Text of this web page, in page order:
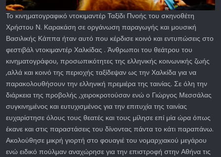
Το κινηματογραφικό ντοκιμαντέρ Ταξίδι Πνοής του σκηνοθέτη
Χρήστου Ν. Καρακάση σε οργάνωση παραγωγής και μουσική
Βασιλικής Κάππα ήταν αυτό που κέρδισε κοινό και εντυπώσεις στο
φεστιβάλ ντοκιμαντέρ Χαλκίδας . Άνθρωποι του θεάτρου του
κινηματογράφου, προσωπικότητες της ελληνικής κοινωνικής ζωής
,αλλά και κοινό της περιοχής ταξίδεψαν ως την Χαλκίδα για να
παρακολουθήσουν την ελληνική πρεμιέρα της ταινίας. Σε όλη την
διάρκεια της προβολής ,χειροκροτούσαν ενώ ο Γιώργος Μεσσάλας
συγκινημένος και ευτυχισμένος για την επιτυχία της ταινίας
ευχαρίστησε όλους τους θεατές και τους μίλησε επί μία ώρα όπως
έκανε και στις παραστάσεις του δίνοντας πάντα το κάτι παραπάνω.
Ακολούθησε μικρή γιορτή στο φουαγιέ του νομαρχιακού μεγάρου
ενώ ειδικό πούλμαν αναχώρησε για την επιστροφή στην Αθήνα τις